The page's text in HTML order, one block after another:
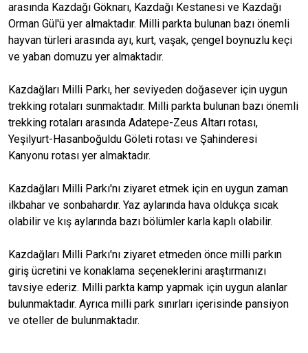
arasında Kazdağı Göknarı, Kazdağı Kestanesi ve Kazdağı
Orman Gül'ü yer almaktadır. Milli parkta bulunan bazı önemli
hayvan türleri arasında ayı, kurt, vaşak, çengel boynuzlu keçi
ve yaban domuzu yer almaktadır.
Kazdağları Milli Parkı, her seviyeden doğasever için uygun
trekking rotaları sunmaktadır. Milli parkta bulunan bazı önemli
trekking rotaları arasında Adatepe-Zeus Altarı rotası,
Yeşilyurt-Hasanboğuldu Göleti rotası ve Şahinderesi
Kanyonu rotası yer almaktadır.
Kazdağları Milli Parkı'nı ziyaret etmek için en uygun zaman
ilkbahar ve sonbahardır. Yaz aylarında hava oldukça sıcak
olabilir ve kış aylarında bazı bölümler karla kaplı olabilir.
Kazdağları Milli Parkı'nı ziyaret etmeden önce milli parkın
giriş ücretini ve konaklama seçeneklerini araştırmanızı
tavsiye ederiz. Milli parkta kamp yapmak için uygun alanlar
bulunmaktadır. Ayrıca milli park sınırları içerisinde pansiyon
ve oteller de bulunmaktadır.